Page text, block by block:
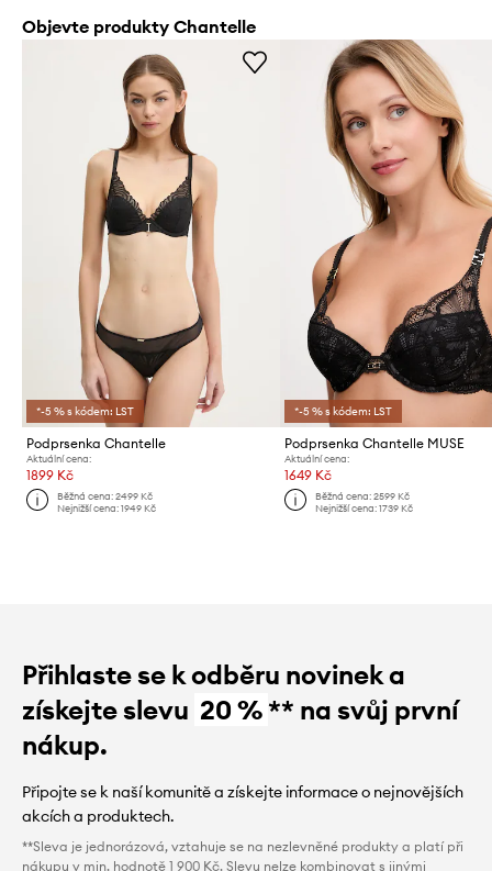
Objevte produkty Chantelle
*-5 % s kódem: LST
Podprsenka Chantelle
Aktuální cena:
1899 Kč
Běžná cena:2499 Kč
Nejnižší cena:1949 Kč
*-5 % s kódem: LST
Podprsenka Chantelle MUSE
Aktuální cena:
1649 Kč
Běžná cena: 2599 Kč
Nejnižší cena: 1739 Kč
Přihlaste se k odběru novinek a
získejte slevu 20 %** na svůj první
nákup.
Připojte se k naší komunitě a získejte informace o nejnovějších
akcích a produktech.
**Sleva je jednorázová, vztahuje se na nezlevněné produkty a platí při
nákupu v min. hodnotě 1 900 Kč. Slevu nelze kombinovat s jinými